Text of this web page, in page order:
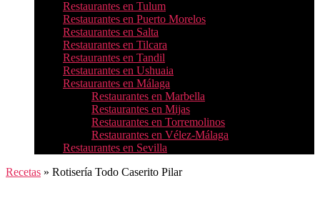
Restaurantes en Tulum
Restaurantes en Puerto Morelos
Restaurantes en Salta
Restaurantes en Tilcara
Restaurantes en Tandil
Restaurantes en Ushuaia
Restaurantes en Málaga
Restaurantes en Marbella
Restaurantes en Mijas
Restaurantes en Torremolinos
Restaurantes en Vélez-Málaga
Restaurantes en Sevilla
Recetas » Rotisería Todo Caserito Pilar